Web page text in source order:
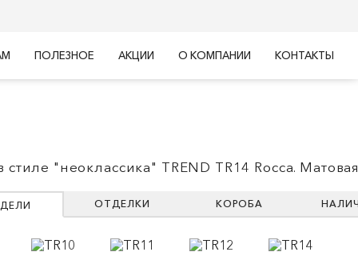
ПОЛЕЗНОЕ АКЦИИ О КОМПАНИИ КОНТАКТЫ
стиле "неоклассика" TREND TR14 Rocca.
ОТДЕЛКИ КОРОБА